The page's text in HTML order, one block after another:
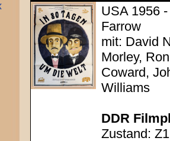
USA 1956
Farrow
mit: David
Morley,
Coward,
Williams
DDR
Zustand: